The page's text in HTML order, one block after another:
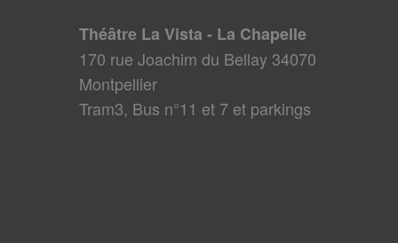
Théâtre La Vista - La Chapelle
170 rue Joachim du Bellay 34070
Montpellier
Tram3, Bus n°11 et 7 et parkings